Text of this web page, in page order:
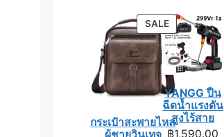
SALEPRODUCT
ON
SALE
กระเป๋าสะพายไหล่
YANGG ปืน
ฉีดน้ำแรงดัน
สูงไร้สาย
฿1,590.00